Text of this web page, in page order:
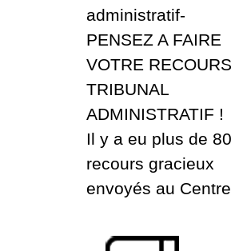
administratif-
PENSEZ A FAIRE
VOTRE
TRIBUNAL
ADMINISTRATIF !
Il y a eu plus de
recours gracieux
envoyés au